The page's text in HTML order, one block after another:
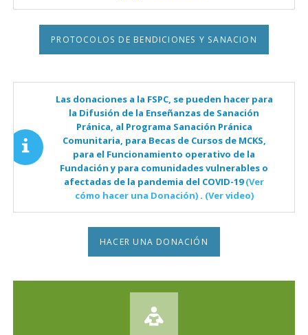
PROTOCOLOS DE BENDICIONES Y SANACION
Las donaciones a la FSPC, se pueden hacer para
la Difusión de la Enseñanzas de Sanación
Pránica, al Programa Sanación Pránica
Comunitaria, para Becas de Cursos de MCKS,
para el Funcionamiento operativo de la
Fundación y para comunidades vulnerables o
afectadas de la pandemia del COVID-19(Ver
cómo hacer una Donación) . (Ver video)
HACER UNA DONACIÓN